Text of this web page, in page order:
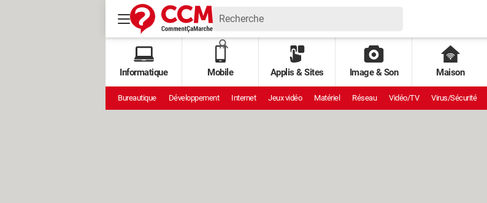
Informatique Mobile Applis & Sites Image & Son Maison
Bureautique Développement Internet Jeux vidéo Matériel Réseau Vidéo/TV Virus/Sécurité